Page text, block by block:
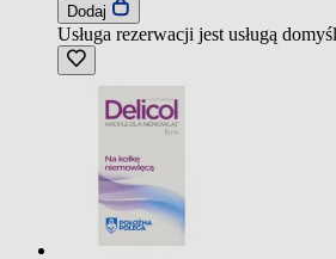
Dodaj
Usługa rezerwacji jest usługą